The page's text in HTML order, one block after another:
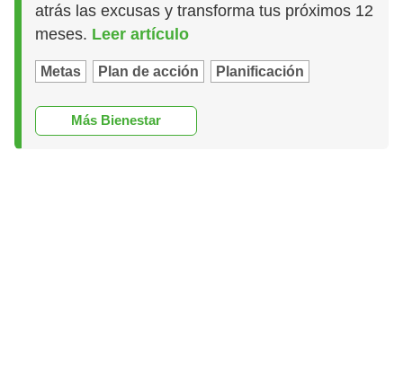
atrás las excusas y transforma tus próximos 12
meses. Leer artículo
Metas Plan de acción Planificación
Más Bienestar